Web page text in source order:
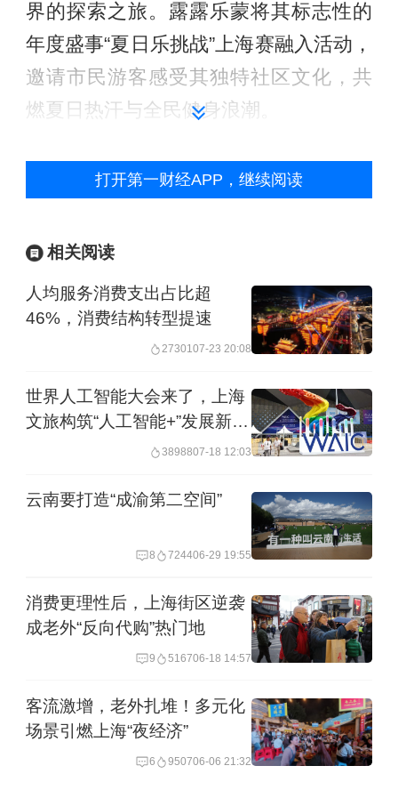
界的探索之旅。露露乐蒙将其标志性的
年度盛事“夏日乐挑战”上海赛融入活动，
邀请市民游客感受其独特社区文化，共
燃夏日热汗与全民健身浪潮。
二是活动形式丰富。文化艺术方面，浦
东美术馆携手东方明珠塔与携程旅行合
目，即将开启首航，以江河为线索，串
联起中法两大文化地标，形塑一场流动
中的艺术对话，打造融合观展与城市景
观的多维文化体验。体育赛事方面，全
球最大规模的极限运动盛会FISE都市运
动嘉年华·上海站规模和比赛项目全面升
级，并推出夜间果酱赛事。文旅商联动
方面，创新推出豫园商城与哔哩哔哩国
创动画国风场景联袂打造的“豫园·夏日奇
幻夜”。IP跨界方面，上影集团将孙悟
空、哪吒、黑猫警长等经典动画IP的跨
界融合和科技化、沉浸式的消费场景，
持续探索文旅商体展融合的创新路径。
三是精准对接需求。面向家庭亲子客
群，重磅引入“乐高世界玩乐节”，与伦
打开第一财经APP，继续阅读
相关阅读
人均服务消费支出占比超
46%，消费结构转型提速
2730107-23 20:08
世界人工智能大会来了，上海
文旅构筑“人工智能+”发展新生
3898807-18 12:03
云南要打造“成渝第二空间”
8 724406-29 19:55
消费更理性后，上海街区逆袭
成老外“反向代购”热门地
9 516706-18 14:57
客流激增，老外扎堆！多元化
场景引燃上海“夜经济”
6 950706-06 21:32